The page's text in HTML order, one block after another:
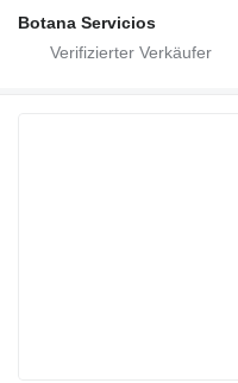
Botana Servicios